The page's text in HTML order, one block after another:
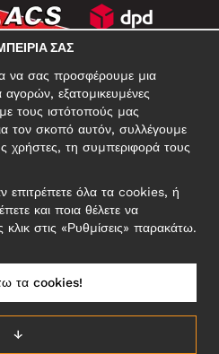
ΔΙΕΥΘΥΝΣΗ
Europe OÜ
12356245
προϊόντα σε αυτήν τη
ΕΛΛΗΝΙΚΆ
ΣΑΣ
να σας προσφέρουμε μια
εξατομικευμένες
τους ιστότοπούς μας
τον σκοπό αυτόν, συλλέγουμε
χρήστες, τη συμπεριφορά τους
επιτρέπετε όλα τα cookies, ή
και ποια θέλετε να
στις «Ρυθμίσεις» παρακάτω.
↓
τα cookies!